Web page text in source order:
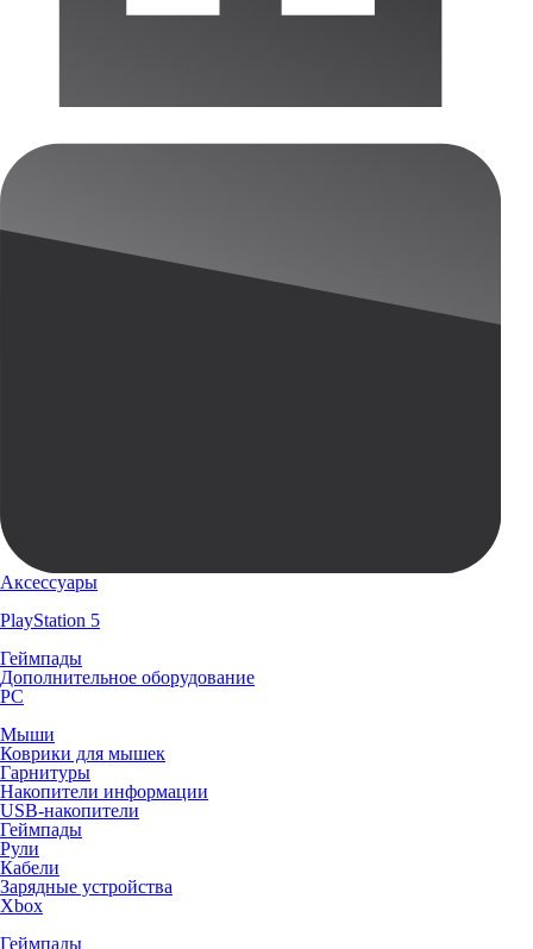
Аксессуары
PlayStation 5
Геймпады
Дополнительное оборудование
PC
Мыши
Коврики для мышек
Гарнитуры
Накопители информации
USB-накопители
Геймпады
Рули
Кабели
Зарядные устройства
Xbox
Геймпады